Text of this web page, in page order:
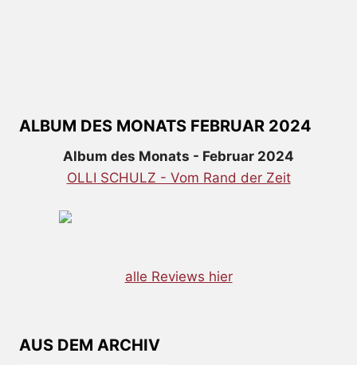
ALBUM DES MONATS FEBRUAR 2024
Album des Monats - Februar 2024
OLLI SCHULZ - Vom Rand der Zeit
alle Reviews hier
AUS DEM ARCHIV